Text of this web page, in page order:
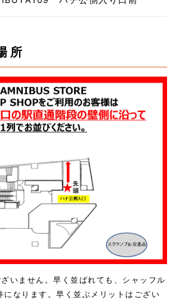
所
いません。早く並ばれても、シャッフル
になります。早く並ぶメリットはござい